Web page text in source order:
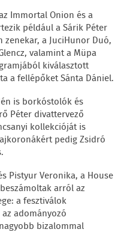
Immortal Onion és a
például a Sárik Péter
zenekar, a JuciHunor Duó,
valamint a Müpa
kiválasztott
a fellépőket Sánta Dániel.
is borkóstolók és
Péter divattervező
kollekcióját is
pedig Zsidró
Pistyur Veronika, a House
arról az
a fesztiválok
adományozó
bizalommal